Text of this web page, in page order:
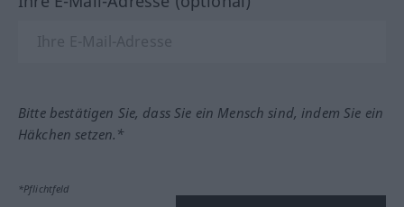
Bitte bestätigen Sie, dass Sie ein Mensch sind, indem Sie ein
Häkchen setzen.*
*Pflichtfeld